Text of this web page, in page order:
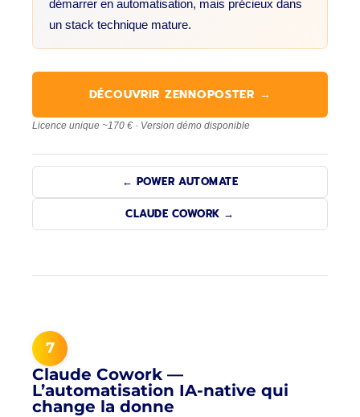
démarrer en automatisation, mais précieux dans
un stack technique mature.
DÉCOUVRIR ZENNOPOSTER →
Licence unique ~170 € · Version démo disponible
← POWER AUTOMATE
CLAUDE COWORK →
7
Claude Cowork —
L’automatisation IA-native qui
change la donne